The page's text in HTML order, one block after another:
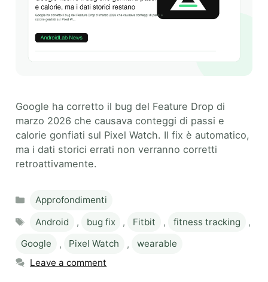
Google ha corretto il bug del Feature Drop di
marzo 2026 che causava conteggi di passi e
calorie gonfiati sul Pixel Watch. Il fix è automatico,
ma i dati storici errati non verranno corretti
retroattivamente.
Categories
Approfondimenti
Tags
Android , bug fix , Fitbit , fitness tracking
,
Google
, Pixel Watch ,
wearable
Leave a comment